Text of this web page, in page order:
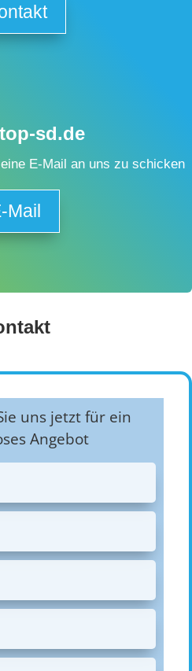
sd.de
E-Mail an uns zu schicken
Mail
uns jetzt für ein
Angebot